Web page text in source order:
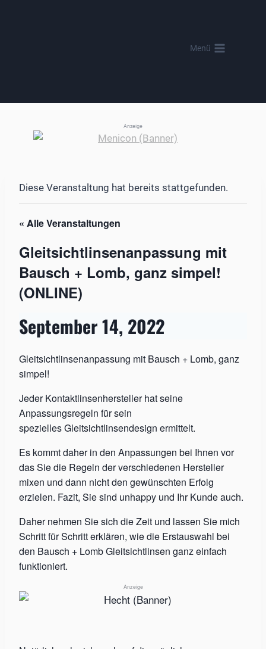
Menü
Anzeige
Diese Veranstaltung hat bereits stattgefunden.
« Alle Veranstaltungen
Gleitsichtlinsenanpassung mit
Bausch + Lomb, ganz simpel!
(ONLINE)
September 14, 2022
Gleitsichtlinsenanpassung mit Bausch + Lomb, ganz
simpel!
Jeder Kontaktlinsenhersteller hat seine
Anpassungsregeln für sein
spezielles Gleitsichtlinsendesign ermittelt.
Es kommt daher in den Anpassungen bei Ihnen vor
das Sie die Regeln der verschiedenen Hersteller
mixen und dann nicht den gewünschten Erfolg
erzielen. Fazit, Sie sind unhappy und Ihr Kunde auch.
Daher nehmen Sie sich die Zeit und lassen Sie mich
Schritt für Schritt erklären, wie die Erstauswahl bei
den Bausch + Lomb Gleitsichtlinsen ganz einfach
funktioniert.
Anzeige